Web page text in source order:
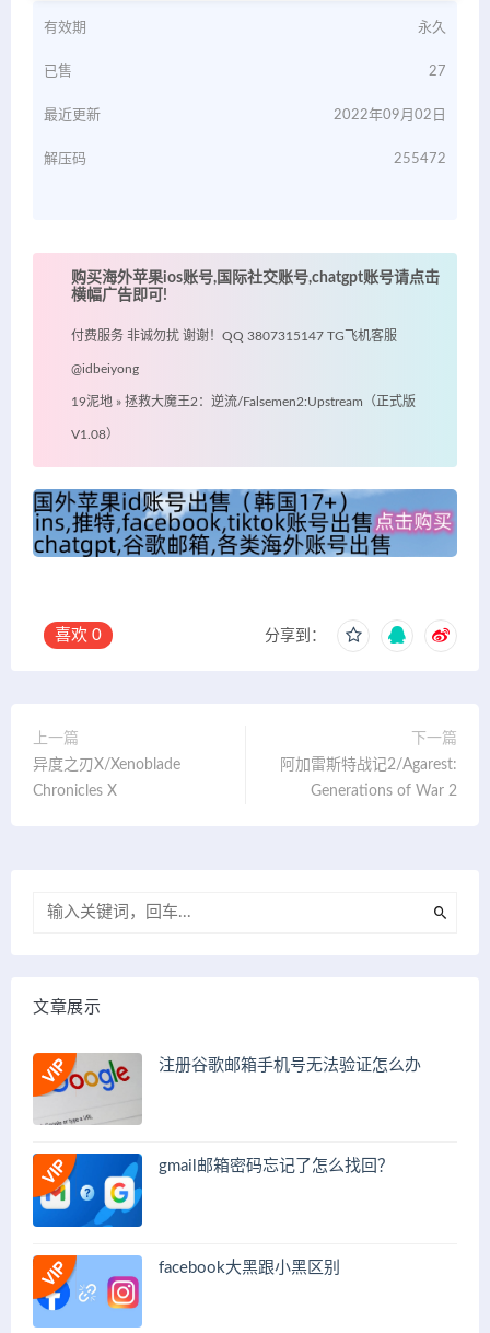
有效期 永久
已售 27
最近更新 2022年09月02日
解压码 255472
购买海外苹果ios账号,国际社交账号,chatgpt账号请点击
横幅广告即可!
付费服务 非诚勿扰 谢谢！QQ 3807315147 TG飞机客服
@idbeiyong
19泥地 » 拯救大魔王2：逆流/Falsemen2:Upstream（正式版
V1.08）
喜欢 0 分享到：
上一篇
异度之刃X/Xenoblade
Chronicles X
下一篇
阿加雷斯特战记2/Agarest:
Generations of War 2
文章展示
注册谷歌邮箱手机号无法验证怎么办
gmail邮箱密码忘记了怎么找回？
facebook大黑跟小黑区别